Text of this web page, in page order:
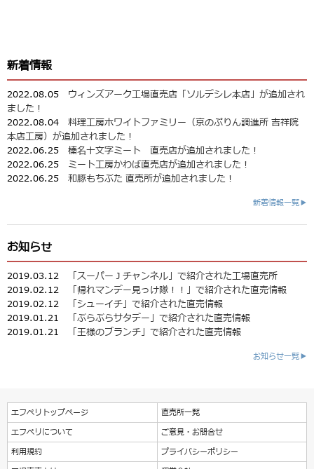
新着情報
2022.08.05 ウィンズアーク工場直売店「ソルデシレ本店」が追加され
ました！
2022.08.04 料理工房ホワイトファミリー（京のぷりん調進所 吉祥院
本店工房）が追加されました！
2022.06.25 榛名十文字ミート 直売店が追加されました！
2022.06.25 ミート工房かわば直売店が追加されました！
2022.06.25 和豚もちぶた 直売所が追加されました！
新着情報一覧▶
お知らせ
2019.03.12
「スーパーＪチャンネル」で紹介された工場直売所
2019.02.12
「帰れマンデー見っけ隊！！」で紹介された直売情報
2019.02.12
「シューイチ」で紹介された直売情報
2019.01.21
「ぶらぶらサタデー」で紹介された直売情報
2019.01.21
「王様のブランチ」で紹介された直売情報
お知らせ一覧▶
エフペリトップページ
直売所一覧
エフペリについて
ご意見・お問合せ
利用規約
プライバシーポリシー